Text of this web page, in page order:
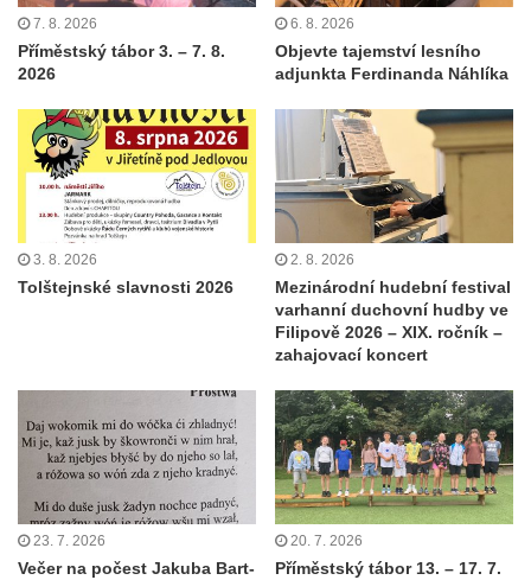
7. 8. 2026
Příměstský tábor 3. – 7. 8.
2026
6. 8. 2026
Objevte tajemství lesního
adjunkta Ferdinanda Náhlíka
3. 8. 2026
Tolštejnské slavnosti 2026
2. 8. 2026
Mezinárodní hudební festival
varhanní duchovní hudby ve
Filipově 2026 – XIX. ročník –
zahajovací koncert
23. 7. 2026
Večer na počest Jakuba Bart-
20. 7. 2026
Příměstský tábor 13. – 17. 7.